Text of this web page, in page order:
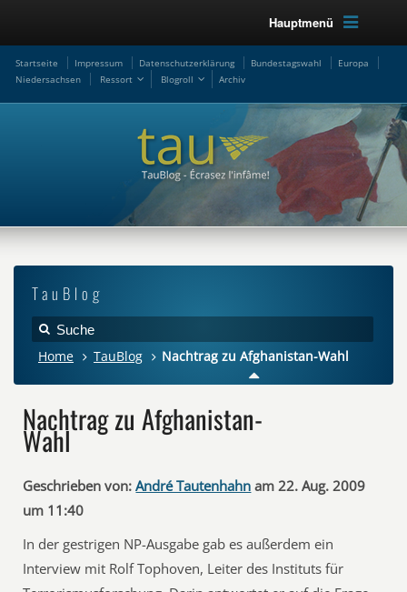
Hauptmenü
Startseite Impressum Datenschutzerklärung Bundestagswahl
Europa
Niedersachsen
Ressort Blogroll Archiv
TauBlog
Home TauBlog Nachtrag zu Afghanistan-Wahl
Nachtrag zu Afghanistan-
Wahl
Geschrieben von: André Tautenhahn am 22. Aug. 2009
um 11:40
In der gestrigen NP-Ausgabe gab es außerdem ein
Interview mit Rolf Tophoven, Leiter des Instituts für